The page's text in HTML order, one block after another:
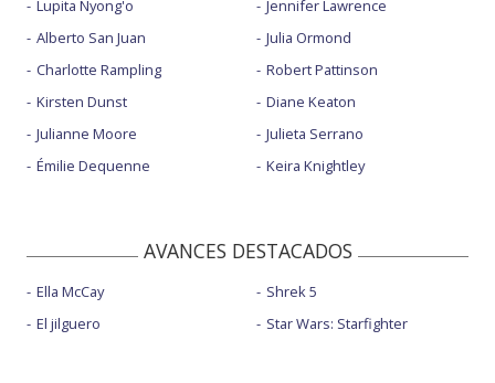
Lupita Nyong'o
Alberto San Juan
Charlotte Rampling
Kirsten Dunst
Julianne Moore
Émilie Dequenne
Jennifer Lawrence
Julia Ormond
Robert Pattinson
Diane Keaton
Julieta Serrano
Keira Knightley
AVANCES DESTACADOS
Ella McCay
El jilguero
Shrek 5
Star Wars: Starfighter